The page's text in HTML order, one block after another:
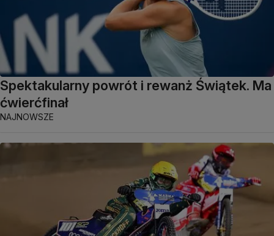
Spektakularny powrót i rewanż Świątek. Ma
ćwierćfinał
NAJNOWSZE